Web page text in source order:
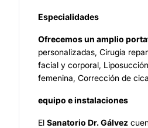
Especialidades
Ofrecemos un amplio
personalizadas, Cirugía
facial y corporal,
femenina, Corrección de
equipo e instalaciones
El Sanatorio Dr. Gálvez